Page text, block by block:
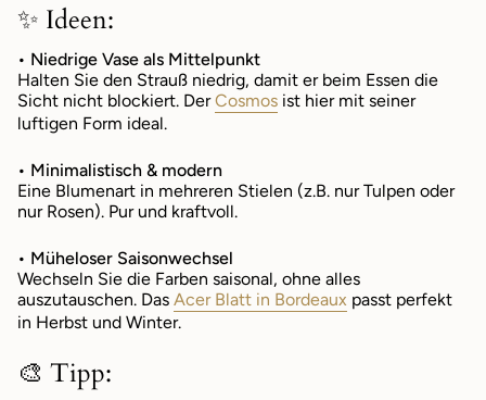
✨ Ideen:
• Niedrige Vase als Mittelpunkt
Halten Sie den Strauß niedrig, damit er beim Essen die
Sicht nicht blockiert. DerCosmos ist hier mit seiner
luftigen Form ideal.
• Minimalistisch & modern
Eine Blumenart in mehreren Stielen (z.B. nur Tulpen oder
nur Rosen). Pur und kraftvoll.
• Müheloser Saisonwechsel
Wechseln Sie die Farben saisonal, ohne alles
auszutauschen. Das Acer Blatt in Bordeaux passt perfekt
in Herbst und Winter.
🎨 Tipp: